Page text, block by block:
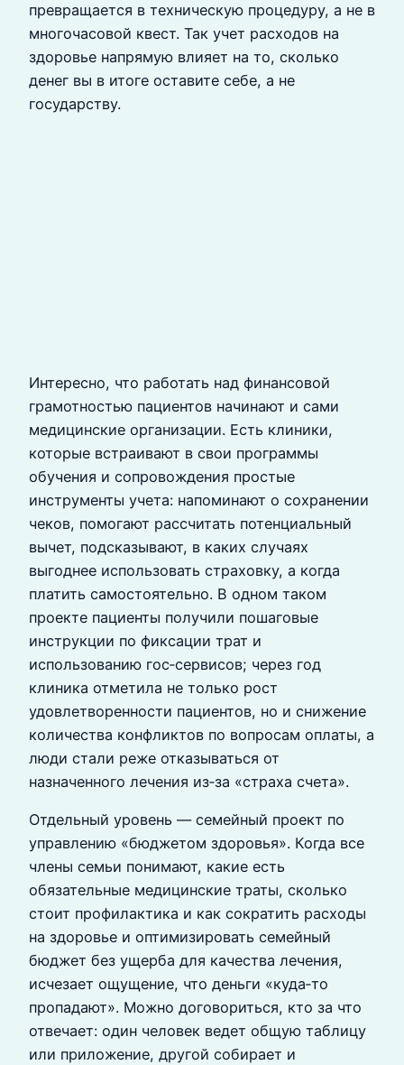
превращается в техническую процедуру, а не в
многочасовой квест. Так учет расходов на
здоровье напрямую влияет на то, сколько
денег вы в итоге оставите себе, а не
государству.
Интересно, что работать над финансовой
грамотностью пациентов начинают и сами
медицинские организации. Есть клиники,
которые встраивают в свои программы
обучения и сопровождения простые
инструменты учета: напоминают о сохранении
чеков, помогают рассчитать потенциальный
вычет, подсказывают, в каких случаях
выгоднее использовать страховку, а когда
платить самостоятельно. В одном таком
проекте пациенты получили пошаговые
инструкции по фиксации трат и
использованию гос‑сервисов; через год
клиника отметила не только рост
удовлетворенности пациентов, но и снижение
количества конфликтов по вопросам оплаты, а
люди стали реже отказываться от
назначенного лечения из‑за «страха счета».
Отдельный уровень — семейный проект по
управлению «бюджетом здоровья». Когда все
члены семьи понимают, какие есть
обязательные медицинские траты, сколько
стоит профилактика и как сократить расходы
на здоровье и оптимизировать семейный
бюджет без ущерба для качества лечения,
исчезает ощущение, что деньги «куда‑то
пропадают». Можно договориться, кто за что
отвечает: один человек ведет общую таблицу
или приложение, другой собирает и